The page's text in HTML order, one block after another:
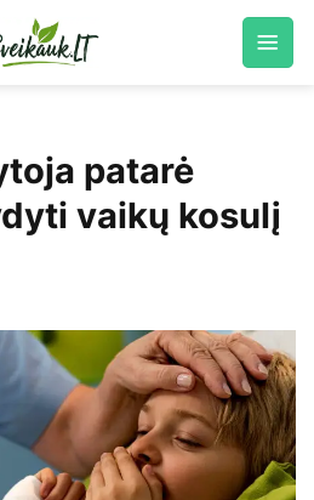
patarė
vaikų kosulį